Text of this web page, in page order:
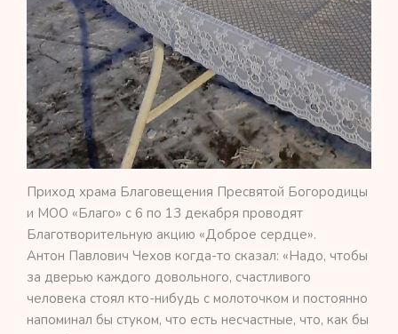
Приход храма Благовещения Пресвятой Богородицы
и МОО «Благо» с 6 по 13 декабря проводят
Благотворительную акцию «Доброе сердце».
Антон Павлович Чехов когда-то сказал: «Надо, чтобы
за дверью каждого довольного, счастливого
человека стоял кто-нибудь с молоточком и постоянно
напоминал бы стуком, что есть несчастные, что, как бы